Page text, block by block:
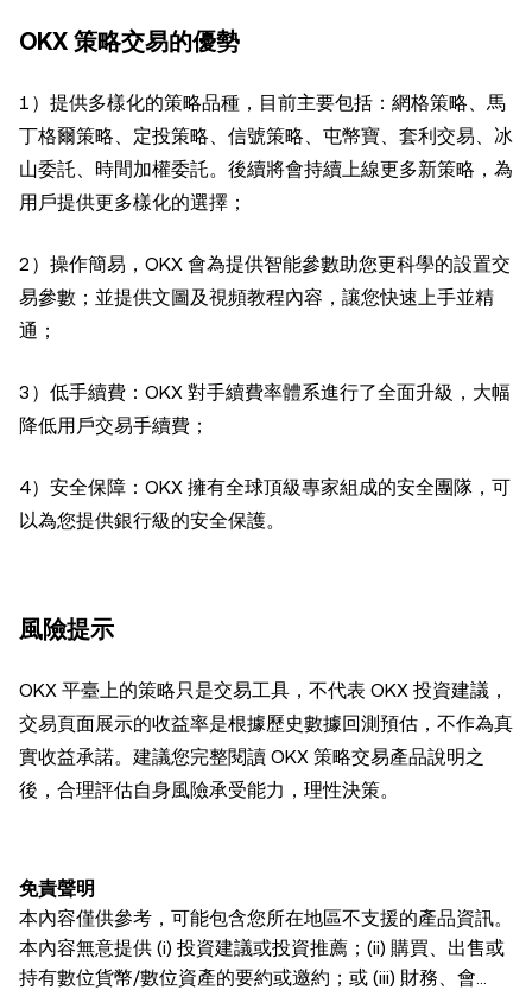
OKX 策略交易的優勢
1）提供多樣化的策略品種，目前主要包括：網格策略、馬
丁格爾策略、定投策略、信號策略、屯幣寶、套利交易、冰
山委託、時間加權委託。後續將會持續上線更多新策略，為
用戶提供更多樣化的選擇；
2）操作簡易，OKX 會為提供智能參數助您更科學的設置交
易參數；並提供文圖及視頻教程內容，讓您快速上手並精
通；
3）低手續費：OKX 對手續費率體系進行了全面升級，大幅
降低用戶交易手續費；
4）安全保障：OKX 擁有全球頂級專家組成的安全團隊，可
以為您提供銀行級的安全保護。
風險提示
OKX 平臺上的策略只是交易工具，不代表 OKX 投資建議，
交易頁面展示的收益率是根據歷史數據回測預估，不作為真
實收益承諾。建議您完整閱讀 OKX 策略交易產品說明之
後，合理評估自身風險承受能力，理性決策。
免責聲明
本內容僅供參考，可能包含您所在地區不支援的產品資訊。
本內容無意提供 (i) 投資建議或投資推薦；(ii) 購買、出售或
持有數位貨幣/數位資產的要約或邀約；或 (iii) 財務、會